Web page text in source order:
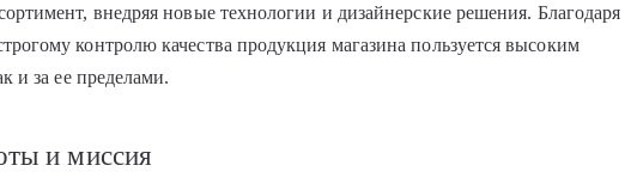
внедряя новые технологии и дизайнерские решения. Благодаря
контролю качества продукция магазина пользуется высоким
и за ее пределами.
и миссия